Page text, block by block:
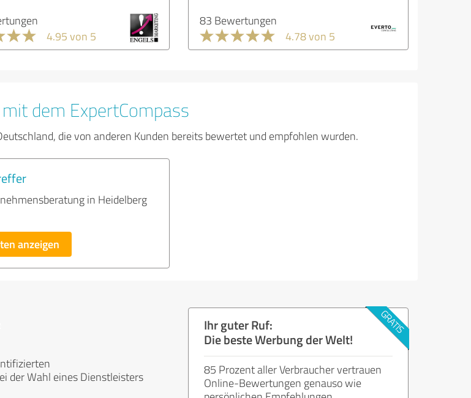
4.95 von 5
83 Bewertungen
4.78 von 5
dem ExpertCompass
die von anderen Kunden bereits bewertet und empfohlen wurden.
in Heidelberg
anzeigen
der Wahl eines Dienstleisters
Ihr guter Ruf:
Die beste Werbung der Welt!
85 Prozent aller Verbraucher vertrauen
Online-Bewertungen genauso wie